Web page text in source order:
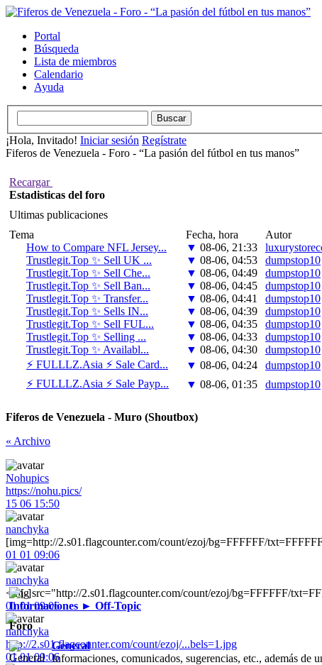
Portal
Búsqueda
Lista de miembros
Calendario
Ayuda
¡Hola, Invitado! Iniciar sesión Regístrate
Fiferos de Venezuela - Foro - “La pasión del fútbol en tus manos”
Recargar
Estadisticas del foro
Ultimas publicaciones
Tema
Fecha, hora Autor
How to Compare NFL Jersey...
▼ 08-06, 21:33
Trustlegit.Top ✨ Sell UK ...
▼ 08-06, 04:53 dumpstop10
Trustlegit.Top ✨ Sell Che...
▼ 08-06, 04:49 dumpstop10
Trustlegit.Top ✨ Sell Ban...
▼ 08-06, 04:45 dumpstop10
Trustlegit.Top ✨ Transfer...
▼ 08-06, 04:41 dumpstop10
Trustlegit.Top ✨ Sells IN...
▼ 08-06, 04:39 dumpstop10
Trustlegit.Top ✨ Sell FUL...
▼ 08-06, 04:35 dumpstop10
Trustlegit.Top ✨ Selling ...
▼ 08-06, 04:33 dumpstop10
Trustlegit.Top ✨ Availabl...
▼ 08-06, 04:30 dumpstop10
⚡ FULLLZ.Asia ⚡ Sale Card...
▼ 08-06, 04:24 dumpstop10
⚡ FULLLZ.Asia ⚡ Sale Payp...
▼ 08-06, 01:35 dumpstop10
Fiferos de Venezuela - Muro (Shoutbox)
« Archivo
Nohupics
https://nohu.pics/
15 06 15:50
nanchyka
[img=http://2.s01.flagcounter.com/count/ezoj/bg=FFFFFF/
01 01 09:06
nanchyka
<img src="http://2.s01.flagcounter.com/count/ezoj/bg=FFFFFF/
01 01 09:06
nanchyka
http://2.s01.flagcounter.com/count/ezoj/...bels=1.jpg
01 01 09:06
Informaciones ► Off-Topic
Foro
General
Informaciones, comunicados, sugerencias, etc., además de